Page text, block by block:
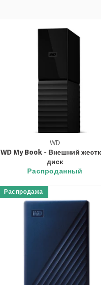
WD
WD My Book - Внешний
диск
Распроданный
Распродажа